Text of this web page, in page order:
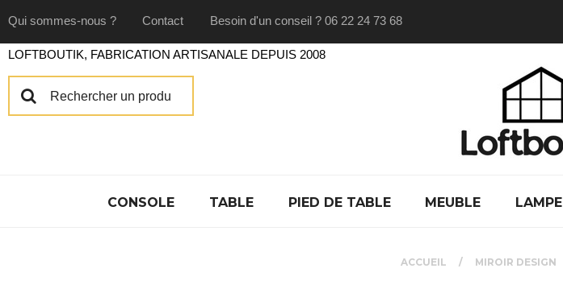
Qui sommes-nous ? Contact Besoin d'un conseil ? 06 22 24 73 68
CONSOLE TABLE PIED DE TABLE MEUBLE LAMPE
ACCUEIL MIROIR DESIGN
LOFTBOUTIK, FABRICATION ARTISANALE DEPUIS 2008